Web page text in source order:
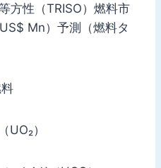
方性（TRISO）燃料市
Mn）予測（燃料タ
UO₂）